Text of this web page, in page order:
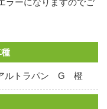
ラーになりますのでご
ルトラパン G 橙